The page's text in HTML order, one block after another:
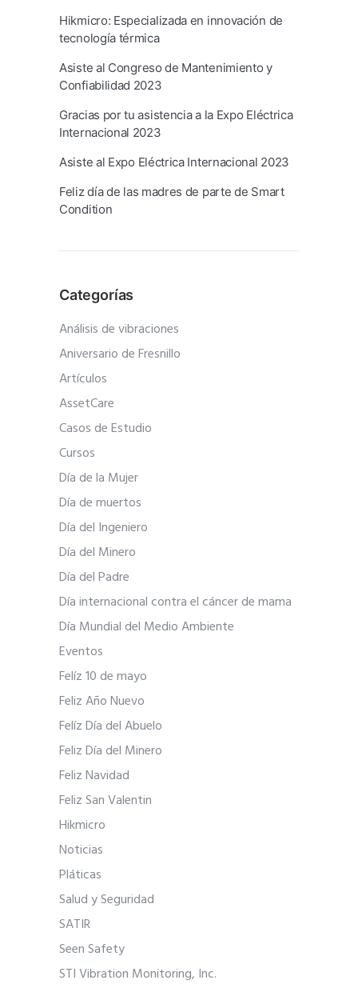
Hikmicro: Especializada en innovación de
tecnología térmica
Asiste al Congreso de Mantenimiento y
Confiabilidad 2023
Gracias por tu asistencia a la Expo Eléctrica
Internacional 2023
Asiste al Expo Eléctrica Internacional 2023
Feliz día de las madres de parte de Smart
Condition
Categorías
Análisis de vibraciones
Aniversario de Fresnillo
Artículos
AssetCare
Casos de Estudio
Cursos
Día de la Mujer
Día de muertos
Día del Ingeniero
Día del Minero
Día del Padre
Día internacional contra el cáncer de mama
Día Mundial del Medio Ambiente
Eventos
Felíz 10 de mayo
Feliz Año Nuevo
Felíz Día del Abuelo
Feliz Día del Minero
Feliz Navidad
Feliz San Valentin
Hikmicro
Noticias
Pláticas
Salud y Seguridad
SATIR
Seen Safety
STI Vibration Monitoring, Inc.